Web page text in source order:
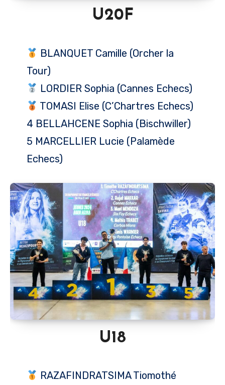
U20F
BLANQUET Camille (Orcher la
Tour)
LORDIER Sophia (Cannes Echecs)
TOMASI Elise (C’Chartres Echecs)
4 BELLAHCENE Sophia (Bischwiller)
5 MARCELLIER Lucie (Palamède
Echecs)
U18
RAZAFINDRATSIMA Tiomothé